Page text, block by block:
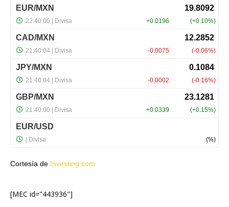
Cortesía de Investing.com
[MEC id="443936"]